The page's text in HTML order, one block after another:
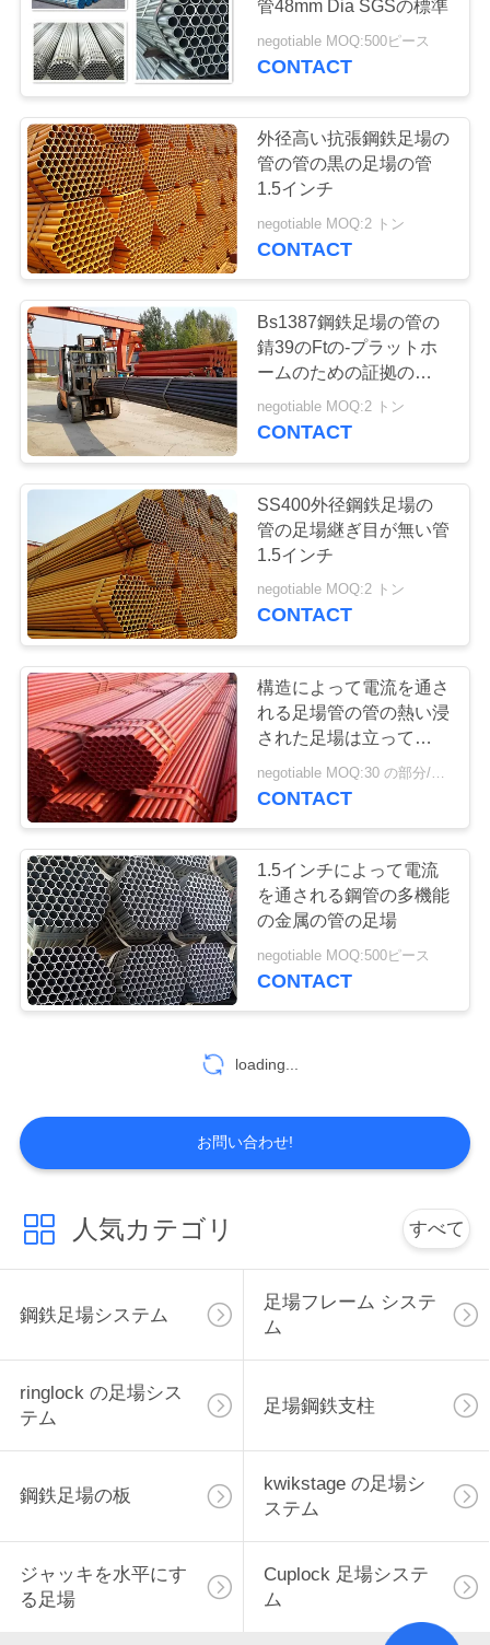
品
質
コ
ン
ト
ロ
ー
ル
お
い
合
わ
せ
引
用
を
要
求
し
さ
い
地
PRIVACY
POLICY
管48mm Dia SGSの標準
negotiable MOQ:500ピース
CONTACT
外径高い抗張鋼鉄足場の
管の管の黒の足場の管
1.5インチ
negotiable MOQ:2 トン
CONTACT
Bs1387鋼鉄足場の管の
錆39のFtの-プラットホ
ームのための証拠の鋼管
の足場
negotiable MOQ:2 トン
CONTACT
SS400外径鋼鉄足場の
管の足場継ぎ目が無い管
1.5インチ
negotiable MOQ:2 トン
CONTACT
構造によって電流を通さ
れる足場管の管の熱い浸
された足場は立っている
速く分けます
CONTACT
1.5インチによって電流
を通される鋼管の多機能
の金属の管の足場
negotiable MOQ:500ピース
CONTACT
loading...
お問い合わせ!
人気カテゴリ すべて
鋼鉄足場システム
足場フレーム システ
ム
ringlock の足場シス
テム
足場鋼鉄支柱
鋼鉄足場の板
kwikstage の足場シ
ステム
ジャッキを水平にす
る足場
Cuplock 足場システ
ム